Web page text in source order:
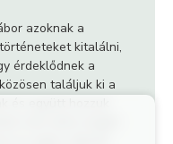
azoknak a
kitalálni,
érdeklődnek a
találjuk ki a
nem előre megírt